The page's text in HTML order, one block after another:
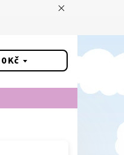
0 Kč